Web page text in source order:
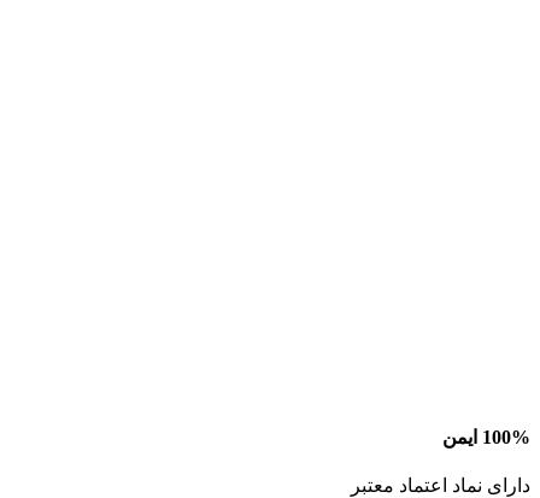
100% ایمن
دارای نماد اعتماد معتبر